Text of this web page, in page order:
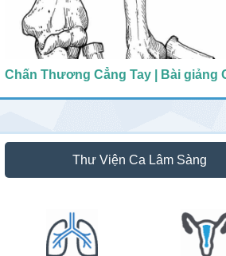
Chấn Thương Cẳng Tay | Bài giảng
Thư Viện Ca Lâm Sàng